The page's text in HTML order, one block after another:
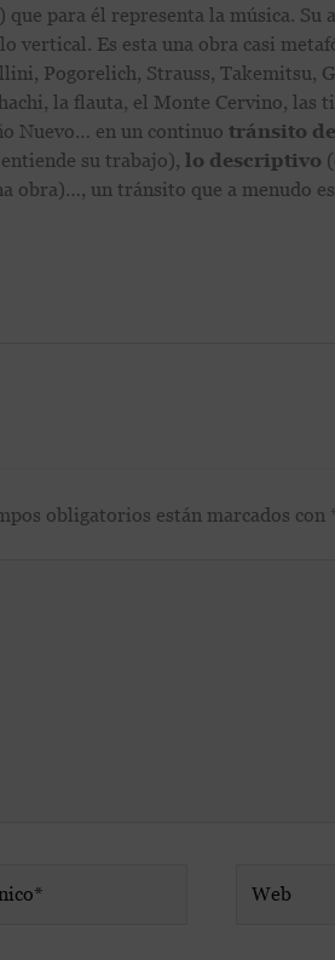
que para él representa la música. Su
vertical. Es esta una obra casi
Pogorelich, Strauss, Takemitsu,
la flauta, el Monte Cervino, las
Nuevo… en un continuo tránsito
su trabajo), lo descriptivo
obra)…, un tránsito que a menudo
obligatorios están marcados con